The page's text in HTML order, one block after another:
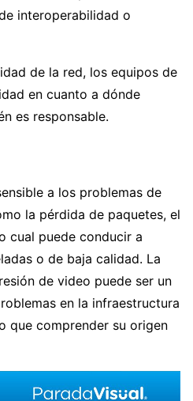
interoperabilidad o
de la red, los equipos de
en cuanto a dónde
es responsable.
a los problemas de
la pérdida de paquetes, el
cual puede conducir a
o de baja calidad. La
de video puede ser un
en la infraestructura
que comprender su origen